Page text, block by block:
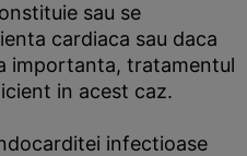
sau se
cardiaca sau daca
importanta, tratamentul
in acest caz.
infectioase